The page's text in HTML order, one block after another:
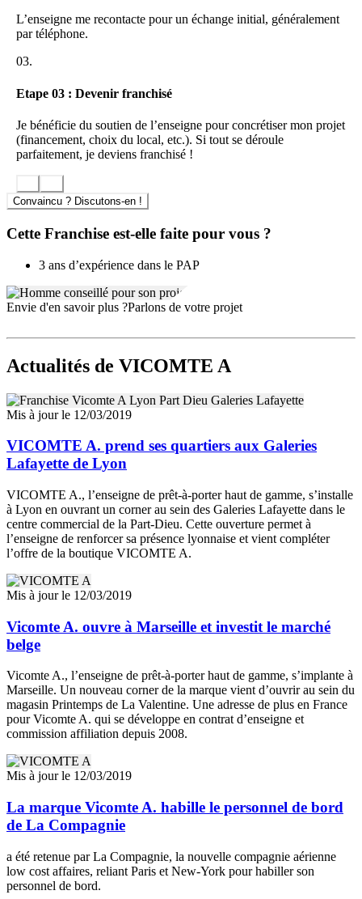
**Vicomte A se développe principalement dans les
Versaille
Fontainebleau
Lyon
Clermond Ferrand
Lille
Strasbourg
Nancy
Metz
Avignon
Nice
Marseille
La Rochelle
Ile de Ré
Annecy
Chamonix
Meribel
Courchevel
Val d’isere
L’enseigne me recontacte pour un échange initial, généralement
par téléphone.
03.
Etape 03 : Devenir franchisé
Je bénéficie du soutien de l’enseigne pour concrétiser mon projet
(financement, choix du local, etc.). Si tout se déroule
parfaitement, je deviens franchisé !
Convaincu ? Discutons-en !
Cette Franchise est-elle faite pour vous ?
3 ans d’expérience dans le PAP
Envie d'en savoir plus ?Parlons de votre projet
Actualités de VICOMTE A
Mis à jour le 12/03/2019
VICOMTE A. prend ses quartiers aux Galeries
Lafayette de Lyon
VICOMTE A., l’enseigne de prêt-à-porter haut de gamme, s’installe
à Lyon en ouvrant un corner au sein des Galeries Lafayette dans le
centre commercial de la Part-Dieu. Cette ouverture permet à
l’enseigne de renforcer sa présence lyonnaise et vient compléter
l’offre de la boutique VICOMTE A.
Mis à jour le 12/03/2019
Vicomte A. ouvre à Marseille et investit le marché
belge
Vicomte A., l’enseigne de prêt-à-porter haut de gamme, s’implante à
Marseille. Un nouveau corner de la marque vient d’ouvrir au sein du
magasin Printemps de La Valentine. Une adresse de plus en France
pour Vicomte A. qui se développe en contrat d’enseigne et
commission affiliation depuis 2008.
Mis à jour le 12/03/2019
La marque Vicomte A. habille le personnel de bord
de La Compagnie
a été retenue par La Compagnie, la nouvelle compagnie aérienne
low cost affaires, reliant Paris et New-York pour habiller son
personnel de bord.